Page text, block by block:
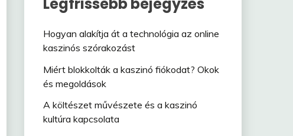
Hogyan alakítja át a technológia az online
kaszinós szórakozást
Miért blokkolták a kaszinó fiókodat? Okok
és megoldások
A költészet művészete és a kaszinó
kultúra kapcsolata